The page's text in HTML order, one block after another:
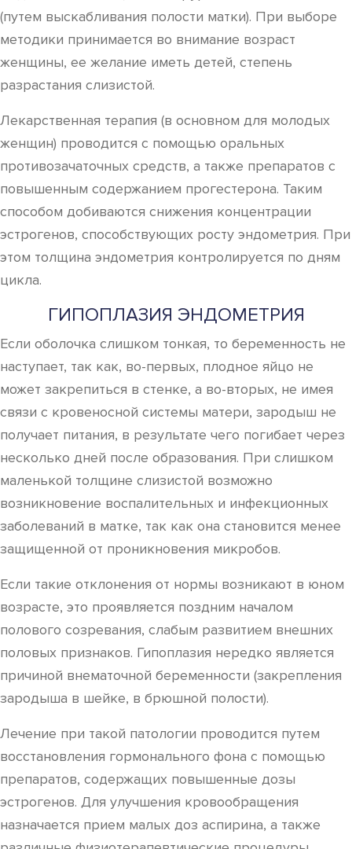
(путем выскабливания полости матки). При выборе
методики принимается во внимание возраст
женщины, ее желание иметь детей, степень
разрастания слизистой.
Лекарственная терапия (в основном для молодых
женщин) проводится с помощью оральных
противозачаточных средств, а также препаратов с
повышенным содержанием прогестерона. Таким
способом добиваются снижения концентрации
эстрогенов, способствующих росту эндометрия. При
этом толщина эндометрия контролируется по дням
цикла.
ГИПОПЛАЗИЯ ЭНДОМЕТРИЯ
Если оболочка слишком тонкая, то беременность не
наступает, так как, во-первых, плодное яйцо не
может закрепиться в стенке, а во-вторых, не имея
связи с кровеносной системы матери, зародыш не
получает питания, в результате чего погибает через
несколько дней после образования. При слишком
маленькой толщине слизистой возможно
возникновение воспалительных и инфекционных
заболеваний в матке, так как она становится менее
защищенной от проникновения микробов.
Если такие отклонения от нормы возникают в юном
возрасте, это проявляется поздним началом
полового созревания, слабым развитием внешних
половых признаков. Гипоплазия нередко является
причиной внематочной беременности (закрепления
зародыша в шейке, в брюшной полости).
Лечение при такой патологии проводится путем
восстановления гормонального фона с помощью
препаратов, содержащих повышенные дозы
эстрогенов. Для улучшения кровообращения
назначается прием малых доз аспирина, а также